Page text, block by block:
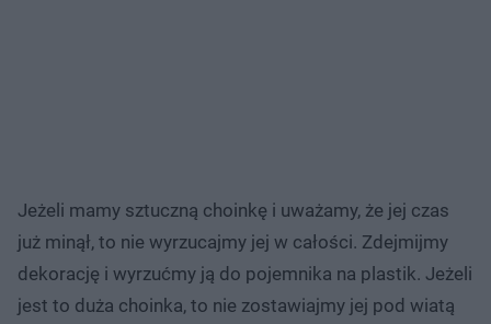
Jeżeli mamy sztuczną choinkę i uważamy, że jej czas
już minął, to nie wyrzucajmy jej w całości. Zdejmijmy
dekorację i wyrzućmy ją do pojemnika na plastik. Jeżeli
jest to duża choinka, to nie zostawiajmy jej pod wiatą